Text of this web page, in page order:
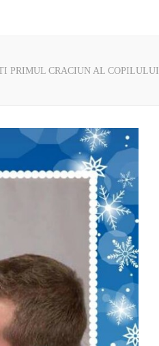
PRIMUL CRACIUN AL COPILULUI